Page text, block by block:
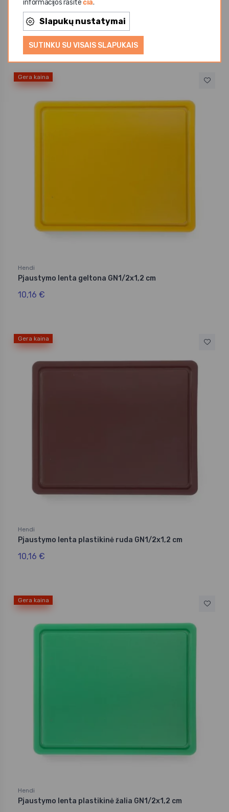
informacijos rasitečia.
Slapukų nustatymai
SUTINKU SU VISAIS SLAPUKAIS
Hendi
Pjaustymo lenta violetinė GN1/2x1,2 cm
10,16 €
Gera kaina
Hendi
Pjaustymo lenta geltona GN1/2x1,2 cm
10,16 €
Gera kaina
Hendi
Pjaustymo lenta plastikinė ruda GN1/2x1,2 cm
10,16 €
Gera kaina
Hendi
Pjaustymo lenta plastikinė žalia GN1/2x1,2 cm